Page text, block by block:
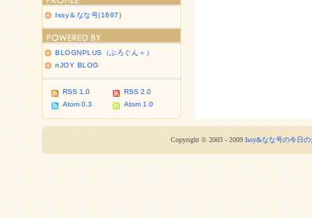
Issy＆なな号(1687)
BLOGNPLUS（ぶろぐん＋）
nJOY BLOG
RSS 1.0
RSS 2.0
Atom 0.3
Atom 1.0
Copyright © 2003 - 2009 Issy&なな号の今日